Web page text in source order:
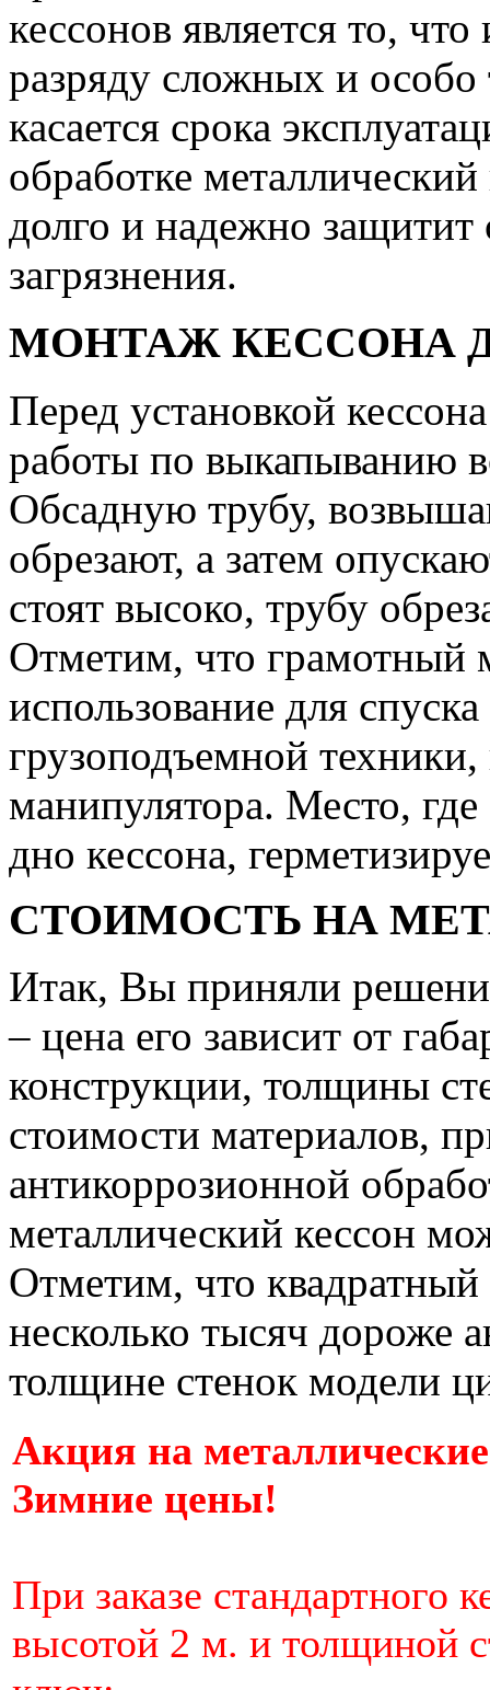
кессонов является то,
разряду сложных и
касается срока
обработке
долго и надежно
загрязнения.
МОНТАЖ КЕССОНА
Перед установкой
работы по выкапыванию
Обсадную трубу,
обрезают, а затем
стоят высоко, трубу
Отметим, что грамотный
использование для
грузоподъемной
манипулятора. Место, где
дно кессона,
СТОИМОСТЬ НА
Итак, Вы приняли
– цена его зависит от
конструкции, толщины
стоимости материалов,
антикоррозионной
металлический кессон
Отметим, что квадратный
несколько тысяч дороже
толщине стенок модели
Акция на
Зимние цены!
При заказе стандартного
высотой 2 м. и толщиной